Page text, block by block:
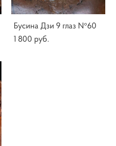
Бусина Дзи 9 глаз N°60
1 800 pуб.